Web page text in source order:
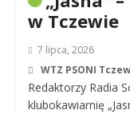
w Tczewie
7 lipca, 2026
WTZ PSONI Tczew
Redaktorzy Radia
klubokawiarnię